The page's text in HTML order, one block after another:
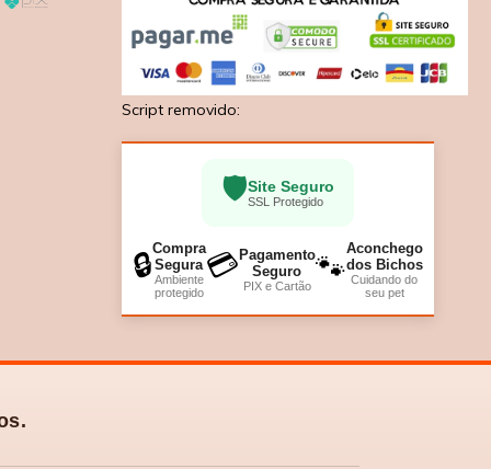
Script removido:
🛡️Site Seguro
SSL Protegido
🔒
Compra
Segura
Ambiente
protegido
💳 Pagamento
Seguro
PIX e Cartão 🐾
Aconchego
dos Bichos
Cuidando do
seu pet